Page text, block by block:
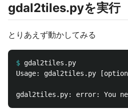
gdal2tiles.pyを実行
とりあえず動かしてみる
$
Usage: gdal2tiles.py